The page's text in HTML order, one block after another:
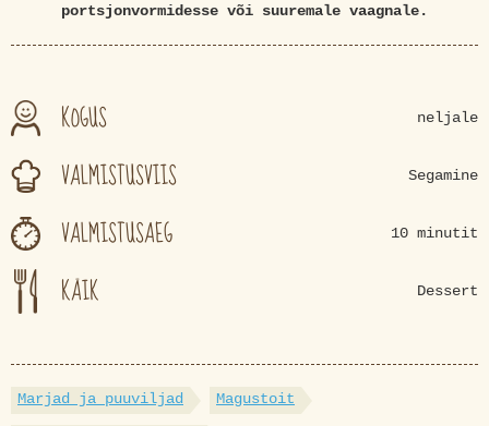
portsjonvormidesse või suuremale vaagnale.
KOGUS neljale
VALMISTUSVIIS Segamine
VALMISTUSAEG 10 minutit
KÄIK Dessert
Marjad ja puuviljad Magustoit